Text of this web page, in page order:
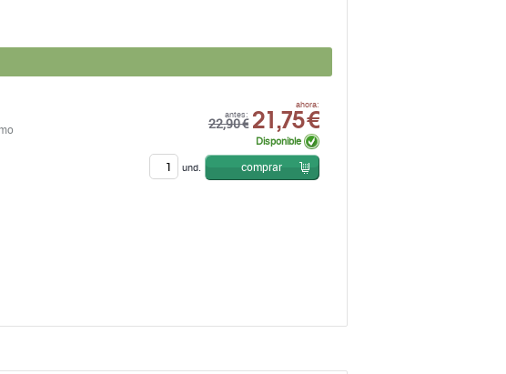
antes:
22,90 €
ahora:
21,75 €
Disponible
und. comprar